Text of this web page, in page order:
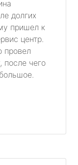
долгих
пришел к
центр.
провел
после чего